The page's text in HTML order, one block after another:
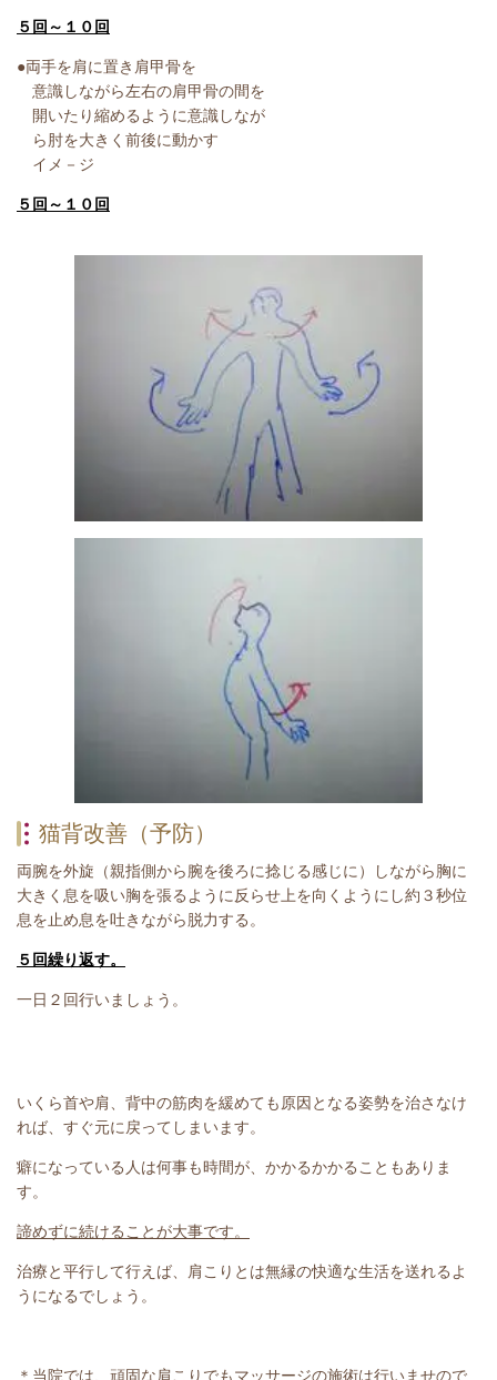
５回～１０回
●両手を肩に置き肩甲骨を
意識しながら左右の肩甲骨の間を
開いたり縮めるように意識しなが
ら肘を大きく前後に動かす
イメ－ジ
５回～１０回
猫背改善（予防）
両腕を外旋（親指側から腕を後ろに捻じる感じに）しながら胸に
大きく息を吸い胸を張るように反らせ上を向くようにし約３秒位
息を止め息を吐きながら脱力する。
５回繰り返す。
一日２回行いましょう。
いくら首や肩、背中の筋肉を緩めても原因となる姿勢を治さなけ
れば、すぐ元に戻ってしまいます。
癖になっている人は何事も時間が、かかるかかることもありま
す。
諦めずに続けることが大事です。
治療と平行して行えば、肩こりとは無縁の快適な生活を送れるよ
うになるでしょう。
＊当院では、頑固な肩こりでもマッサージの施術は行いませので